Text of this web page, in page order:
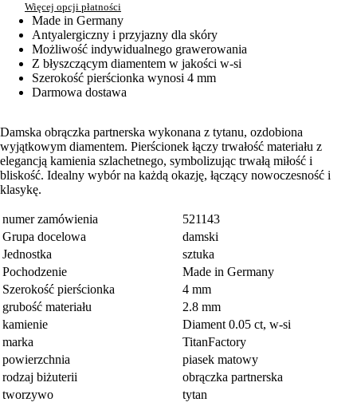
Więcej opcji płatności
Made in Germany
Antyalergiczny i przyjazny dla skóry
Możliwość indywidualnego grawerowania
Z błyszczącym diamentem w jakości w-si
Szerokość pierścionka wynosi 4 mm
Darmowa dostawa
Damska obrączka partnerska wykonana z tytanu, ozdobiona
wyjątkowym diamentem. Pierścionek łączy trwałość materiału z
elegancją kamienia szlachetnego, symbolizując trwałą miłość i
bliskość. Idealny wybór na każdą okazję, łączący nowoczesność i
klasykę.
numer zamówienia
521143
Grupa docelowa
damski
Jednostka
sztuka
Pochodzenie
Made in Germany
Szerokość pierścionka
4 mm
grubość materiału
2.8 mm
kamienie
Diament 0.05 ct, w-si
marka
TitanFactory
powierzchnia
piasek matowy
rodzaj biżuterii
obrączka partnerska
tworzywo
tytan